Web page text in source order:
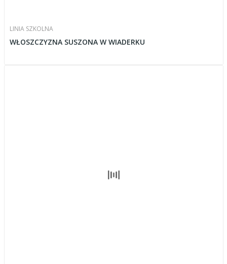
LINIA SZKOLNA
WŁOSZCZYZNA SUSZONA W WIADERKU